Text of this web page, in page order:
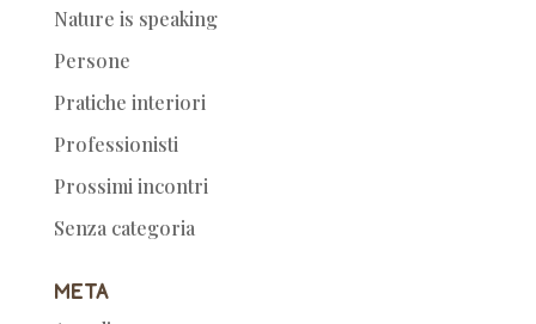
Nature is speaking
Persone
Pratiche interiori
Professionisti
Prossimi incontri
Senza categoria
Meta